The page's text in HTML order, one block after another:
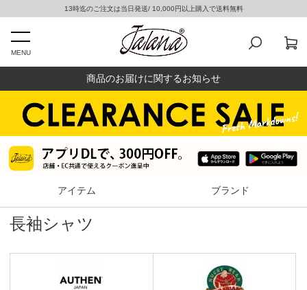
13時迄のご注文は当日発送/ 10,000円以上購入で送料無料
MENU
商品のお届けに関するお知らせ
アイテム ブランド
長袖シャツ